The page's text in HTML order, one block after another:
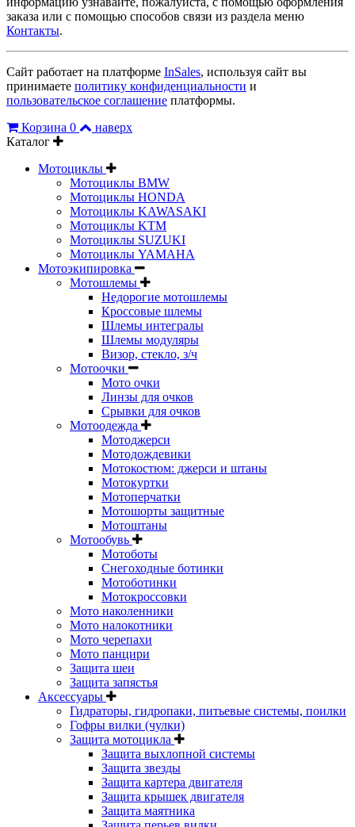
заказа или с помощью способов связи из раздела меню
Контакты.
Сайт работает на платформе InSales, используя сайт вы
принимаете политику конфиденциальности и
пользовательское соглашение платформы.
Корзина 0
наверх
Каталог
Мотоциклы
Мотоциклы BMW
Мотоциклы HONDA
Мотоциклы KAWASAKI
Мотоциклы KTM
Мотоциклы SUZUKI
Мотоциклы YAMAHA
Мотоэкипировка
Мотошлемы
Недорогие мотошлемы
Кроссовые шлемы
Шлемы интегралы
Шлемы модуляры
Визор, стекло, з/ч
Мотоочки
Мото очки
Линзы для очков
Срывки для очков
Мотоодежда
Мотоджерси
Мотодождевики
Мотокостюм: джерси и штаны
Мотокуртки
Мотоперчатки
Мотошорты защитные
Мотоштаны
Мотообувь
Мотоботы
Снегоходные ботинки
Мотоботинки
Мотокроссовки
Мото наколенники
Мото налокотники
Мото черепахи
Мото панцири
Защита шеи
Защита запястья
Аксессуары
Гидраторы, гидропаки, питьевые системы, поилки
Гофры вилки (чулки)
Защита мотоцикла
Защита выхлопной системы
Защита звезды
Защита картера двигателя
Защита крышек двигателя
Защита маятника